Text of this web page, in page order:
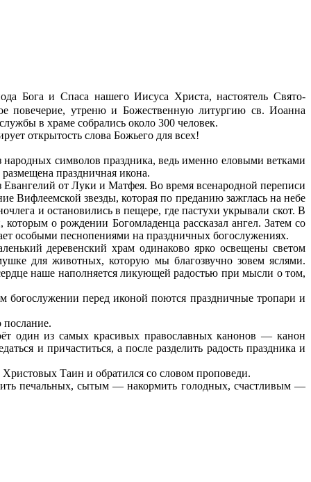
Бога и Спаса нашего Иисуса Христа, настоятель Свято-
повечерие, утреню и Божественную литургию св. Иоанна
в храме собрались около 300 человек.
открытость слова Божьего для всех!
символов праздника, ведь именно еловыми ветками
праздничная икона.
от Луки и Матфея. Во время всенародной переписи
Вифлеемской звезды, которая по преданию зажглась на небе
и остановились в пещере, где пастухи укрывали скот. В
о рождении Богомладенца рассказал ангел. Затем со
особыми песнопениями на праздничных богослужениях.
деревенский храм одинаково ярко освещены светом
для животных, которую мы благозвучно зовем яслями.
наше наполняется ликующей радостью при мысли о том,
богослужении перед иконой поются праздничные тропари и
послание.
один из самых красивых православных канонов — канон
и причаститься, а после разделить радость праздника и
Таин и обратился со словом проповеди.
печальных, сытым — накормить голодных, счастливым —